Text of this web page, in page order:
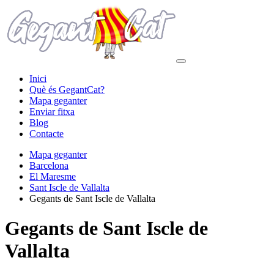
Inici
Què és GegantCat?
Mapa geganter
Enviar fitxa
Blog
Contacte
Mapa geganter
Barcelona
El Maresme
Sant Iscle de Vallalta
Gegants de Sant Iscle de Vallalta
Gegants de Sant Iscle de
Vallalta